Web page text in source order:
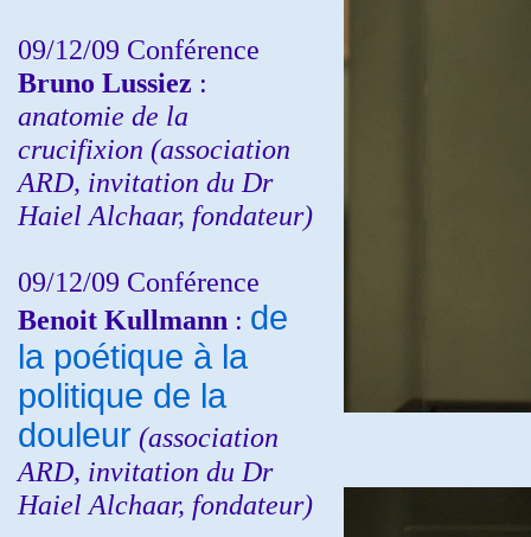
09/12/09 Conférence
Bruno Lussiez :
anatomie de la
crucifixion (association
ARD, invitation du Dr
Haiel Alchaar, fondateur)
09/12/09 Conférence
Benoit Kullmann : de
la poétique à la
politique de la
douleur (association
ARD, invitation du Dr
Haiel Alchaar, fondateur)